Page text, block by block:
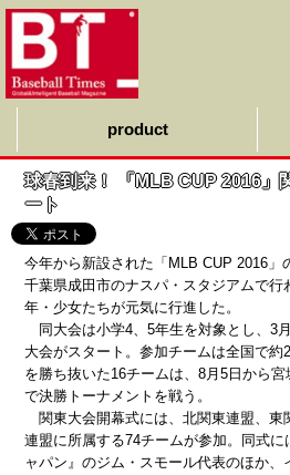
product
球春到来！ 「MLB CUP 2016」
ート
今年から新設された「MLB CUP 2016」
千葉県成田市のナスパ・スタジアムで
年・少女たちが元気に行進した。
同大会は小学4、5年生を対象とし、3
大会がスタート。参加チームは全国で
を勝ち抜いた16チームは、8月5日から
で決勝トーナメントを戦う。
関東大会開幕式には、北関東連盟、東
連盟に所属する74チームが参加。同式
ャパン』のジム・スモール代表のほか